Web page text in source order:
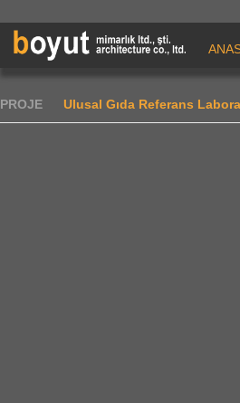
PROJE Ulusal Gıda Referans